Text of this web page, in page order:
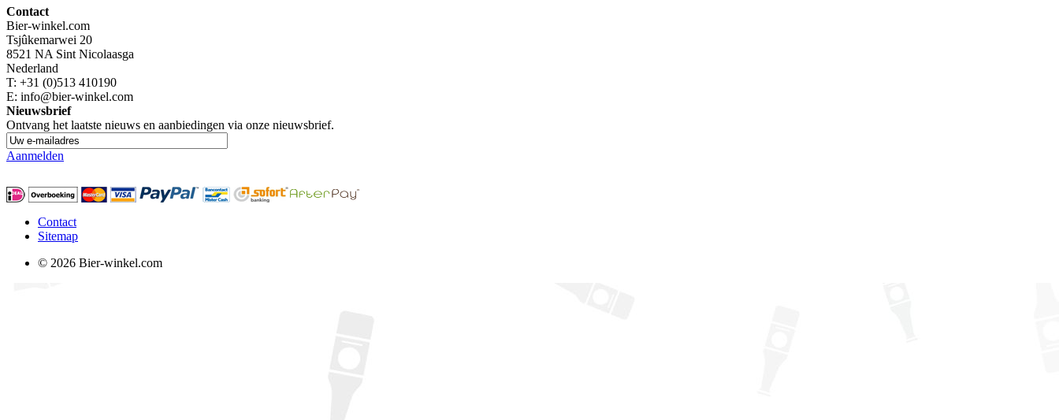
Contact
Bier-winkel.com
Tsjûkemarwei 20
8521 NA Sint Nicolaasga
Nederland
T: +31 (0)513 410190
E: info@bier-winkel.com
Nieuwsbrief
Ontvang het laatste nieuws en aanbiedingen via onze nieuwsbrief.
Aanmelden
Contact
Sitemap
© 2026 Bier-winkel.com